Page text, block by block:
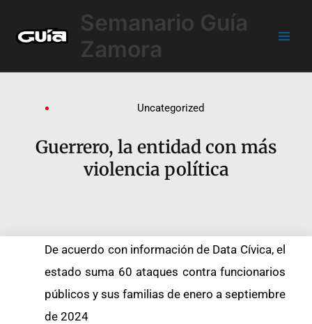
contenido
Semanario Guía
Zamora
Uncategorized
Guerrero, la entidad con más
violencia política
De acuerdo con información de Data Cívica, el
estado suma 60 ataques contra funcionarios
públicos y sus familias de enero a septiembre
de 2024